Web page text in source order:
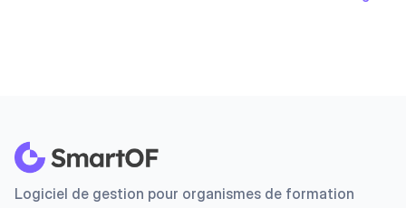
Logiciel de gestion pour organismes de formation